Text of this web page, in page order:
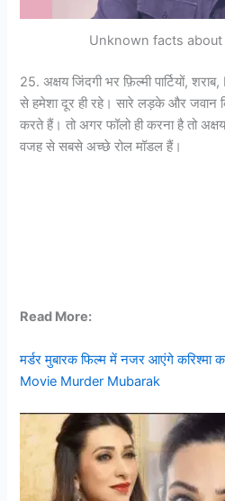
Unknown facts about
25. अक्षय जिंदगी भर फ़िल्मी पार्टियों,
से हमेशा दूर ही रहे। सारे लड़के और जवान
करते हैं। तो अगर फॉलो ही करना है तो
वजह से सबसे अच्छे रोल मॉडल हैं।
Read More:
मर्डर मुबारक फिल्म में नजर आएंगे
Movie Murder Mubarak